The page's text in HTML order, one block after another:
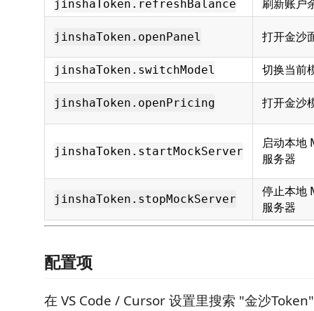
jinshaToken.refreshBalance 刷新账户
jinshaToken.openPanel 打开金沙
jinshaToken.switchModel 切换当前
jinshaToken.openPricing 打开金沙
jinshaToken.startMockServer
启动本地
服务器
jinshaToken.stopMockServer
停止本地
服务器
配置项
在 VS Code / Cursor 设置里搜索 "金沙